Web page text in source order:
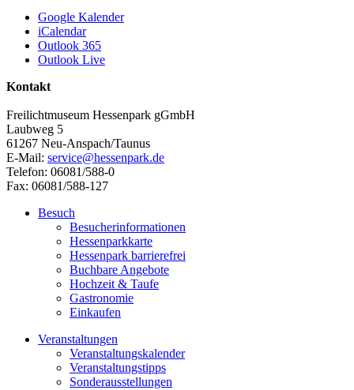
Google Kalender
iCalendar
Outlook 365
Outlook Live
Kontakt
Freilichtmuseum Hessenpark gGmbH
Laubweg 5
61267 Neu-Anspach/Taunus
E-Mail: service@hessenpark.de
Telefon: 06081/588-0
Fax: 06081/588-127
Besuch
Besucherinformationen
Hessenparkkarte
Hessenpark barrierefrei
Buchbare Angebote
Hochzeit & Taufe
Gastronomie
Einkaufen
Veranstaltungen
Veranstaltungskalender
Veranstaltungstipps
Sonderausstellungen